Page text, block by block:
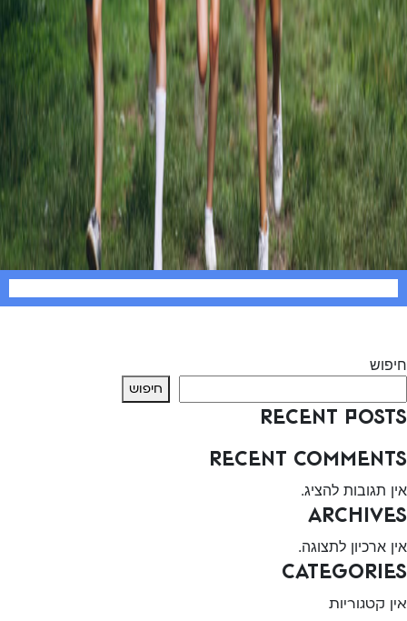
חיפוש
חיפוש
Recent Posts
Recent Comments
אין תגובות להציג.
Archives
אין ארכיון לתצוגה.
Categories
אין קטגוריות